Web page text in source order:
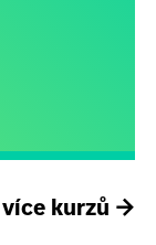
více kurzů →